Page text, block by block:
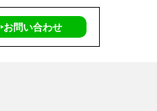
‣お問い合わせ